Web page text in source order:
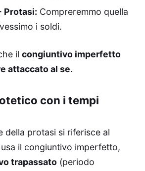
Protasi: Compreremmo quella
i soldi.
il congiuntivo imperfetto
attaccato al se.
con i tempi
della protasi si riferisce al
il congiuntivo imperfetto,
trapassato(periodo